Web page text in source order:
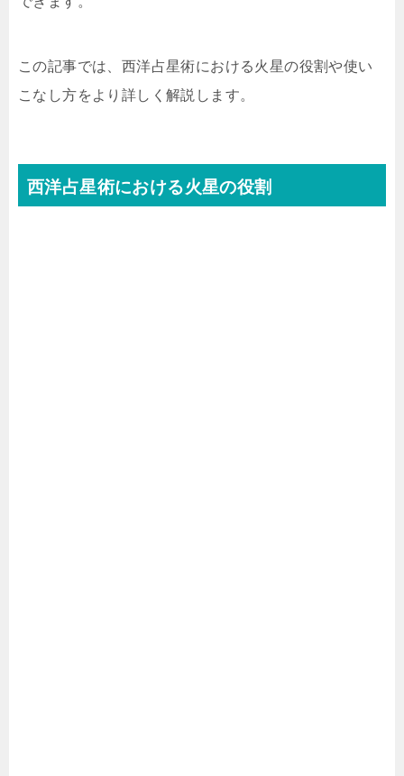
この記事では、西洋占星術における火星の役割や使い
こなし方をより詳しく解説します。
西洋占星術における火星の役割